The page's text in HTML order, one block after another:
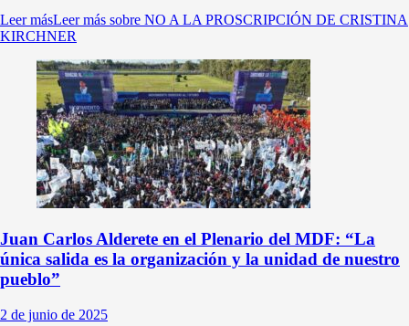
Leer másLeer más sobre NO A LA PROSCRIPCIÓN DE CRISTINA
KIRCHNER
Juan Carlos Alderete en el Plenario del MDF: “La
única salida es la organización y la unidad de nuestro
pueblo”
2 de junio de 2025